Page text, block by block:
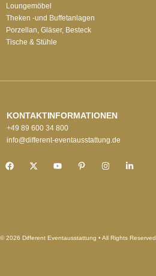
Loungemöbel
Theken -und Buffetanlagen
Porzellan, Gläser, Besteck
Tische & Stühle
KONTAKTINFORMATIONEN
+49 89 600 34 800
info@different-eventausstattung.de
© 2026 Different Eventausstattung • All Rights Reserved